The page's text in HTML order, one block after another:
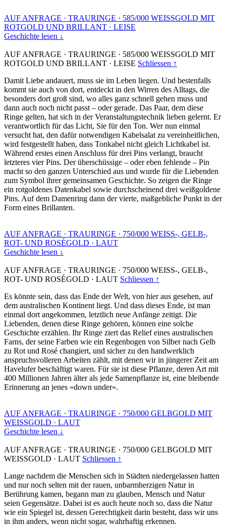
AUF ANFRAGE · TRAURINGE · 585/000 WEISSGOLD MIT
ROTGOLD UND BRILLANT · LEISE
Geschichte lesen ↓
AUF ANFRAGE · TRAURINGE · 585/000 WEISSGOLD MIT
ROTGOLD UND BRILLANT · LEISE Schliessen ↑
Damit Liebe andauert, muss sie im Leben liegen. Und bestenfalls
kommt sie auch von dort, entdeckt in den Wirren des Alltags, die
besonders dort groß sind, wo alles ganz schnell gehen muss und
dann auch noch nicht passt – oder gerade. Das Paar, dem diese
Ringe gelten, hat sich in der Veranstaltungstechnik lieben gelernt. Er
verantwortlich für das Licht, Sie für den Ton. Wer nun einmal
versucht hat, den dafür notwendigen Kabelsalat zu vereinheitlichen,
wird festgestellt haben, dass Tonkabel nicht gleich Lichtkabel ist.
Während erstes einen Anschluss für drei Pins verlangt, braucht
letzteres vier Pins. Der überschüssige – oder eben fehlende – Pin
macht so den ganzen Unterschied aus und wurde für die Liebenden
zum Symbol ihrer gemeinsamen Geschichte. So zeigen die Ringe
ein rotgoldenes Datenkabel sowie durchscheinend drei weißgoldene
Pins. Auf dem Damenring dann der vierte, maßgebliche Punkt in der
Form eines Brillanten.
AUF ANFRAGE · TRAURINGE · 750/000 WEISS-, GELB-,
ROT- UND ROSÉGOLD · LAUT
Geschichte lesen ↓
AUF ANFRAGE · TRAURINGE · 750/000 WEISS-, GELB-,
ROT- UND ROSÉGOLD · LAUT Schliessen ↑
Es könnte sein, dass das Ende der Welt, von hier aus gesehen, auf
dem australischen Kontinent liegt. Und dass dieses Ende, ist man
einmal dort angekommen, letztlich neue Anfänge zeitigt. Die
Liebenden, denen diese Ringe gehören, können eine solche
Geschichte erzählen. Ihr Ringe ziert das Relief eines australischen
Farns, der seine Farben wie ein Regenbogen von Silber nach Gelb
zu Rot und Rosé changiert, und sicher zu den handwerklich
anspruchsvolleren Arbeiten zählt, mit denen wir in jüngerer Zeit am
Havelufer beschäftigt waren. Für sie ist diese Pflanze, deren Art mit
400 Millionen Jahren älter als jede Samenpflanze ist, eine bleibende
Erinnerung an jenes »down under«.
AUF ANFRAGE · TRAURINGE · 750/000 GELBGOLD MIT
WEISSGOLD · LAUT
Geschichte lesen ↓
AUF ANFRAGE · TRAURINGE · 750/000 GELBGOLD MIT
WEISSGOLD · LAUT Schliessen ↑
Lange nachdem die Menschen sich in Städten niedergelassen hatten
und nur noch selten mit der rauen, unbarmherzigen Natur in
Berührung kamen, begann man zu glauben, Mensch und Natur
seien Gegensätze. Dabei ist es auch heute noch so, dass die Natur
wie ein Spiegel ist, dessen Gerechtigkeit darin besteht, dass wir uns
in ihm anders, wenn nicht sogar, wahrhaftig erkennen.